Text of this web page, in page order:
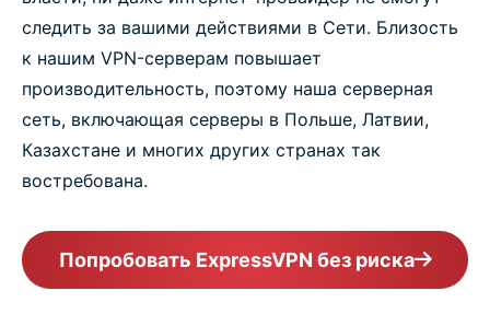
следить за вашими действиями в Сети. Близость
к нашим VPN-серверам повышает
производительность, поэтому наша серверная
сеть, включающая серверы в Польше, Латвии,
Казахстане и многих других странах так
востребована.
Попробовать ExpressVPN без риска